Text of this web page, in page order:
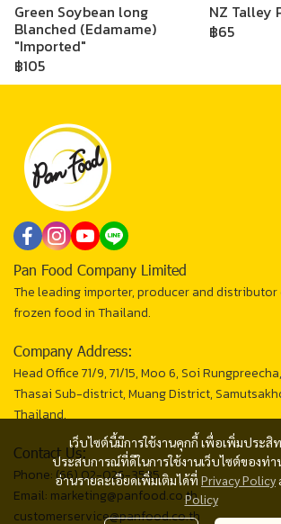
Green Soybean long
Blanched (Edamame)
"Imported"
฿105
NZ Talley
฿65
เว็บไซต์นี้มีการใช้งานคุกกี้ เพื่อเพิ่มประสิ
ประสบการณ์ที่ดีในการใช้งานเว็บไซต์ของท่า
อ่านรายละเอียดเพิ่มเติมได้ที่ Privacy Policy
Policy
Pan Food Company Limited
The leading importer, producer and distributor
frozen food in Thailand.
Company Address:
Head Office 71/9, 71/15, Moo 6, Soi
Thasai Sub-district, Muang District,
Thailand.
Contact Us:
Phone: (66) 02-026-3535
Email: marketing@panfood.co.th
customerservice@panfood.co.th